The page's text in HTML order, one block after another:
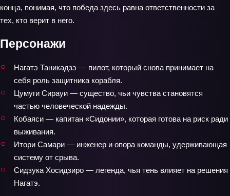
конца, понимая, что победа здесь равна ответственности за
тех, кто верит в него.
Персонажи
Нагатэ Таникадзэ — пилот, который снова принимает на
себя роль защитника корабля.
Цумуги Сирауи — существо, чьи чувства становятся
частью человеческой надежды.
Кобаяси — капитан «Сидонии», которая готова на риск ради
выживания.
Итори Самари — инженер и опора команды, удерживающая
систему от срыва.
Сидзука Хосидзиро — легенда, чья тень влияет на решения
Нагатэ.